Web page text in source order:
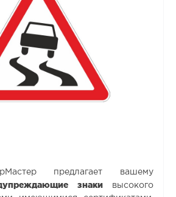
предлагает вашему
знаки высокого